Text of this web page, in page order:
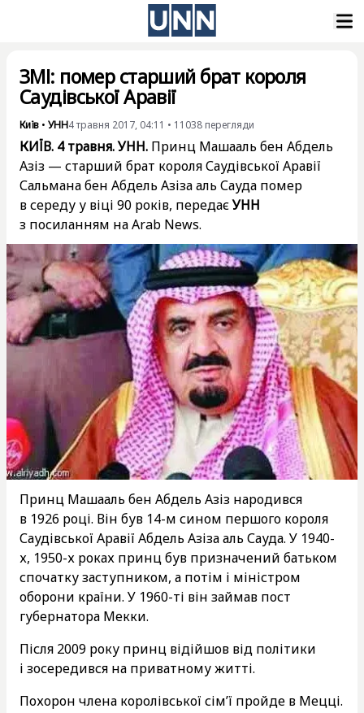
ЗМІ: помер старший брат короля
Саудівської Аравії
Київ • УНН4 травня 2017, 04:11 • 11038 перегляди
КИЇВ. 4 травня. УНН. Принц Машааль бен Абдель
Азіз — старший брат короля Саудівської Аравії
Сальмана бен Абдель Азіза аль Сауда помер
в середу у віці 90 років, передаєУНН
з посиланням на Arab News.
Принц Машааль бен Абдель Азіз народився
в 1926 році. Він був 14-м сином першого короля
Саудівської Аравії Абдель Азіза аль Сауда. У 1940-
х, 1950-х роках принц був призначений батьком
спочатку заступником, а потім і міністром
оборони країни. У 1960-ті він займав пост
губернатора Мекки.
Після 2009 року принц відійшов від політики
і зосередився на приватному житті.
Похорон члена королівської сім’ї пройде в Мецці.